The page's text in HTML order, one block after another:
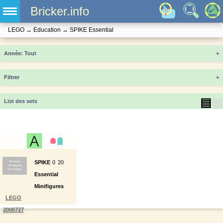
Bricker.info
LEGO → Education → SPIKE Essential
Année +
Filtrer +
List des sets ▤
LEGO
2000727
SPIKE
Essential
Minifigures
020